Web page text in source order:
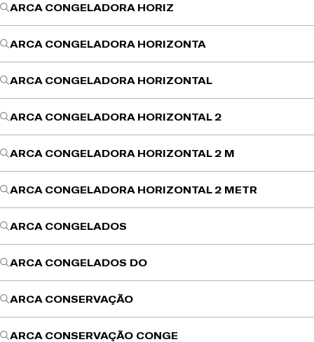
ARCA CONGELADORA HORIZ
ARCA CONGELADORA HORIZONTA
ARCA CONGELADORA HORIZONTAL
ARCA CONGELADORA HORIZONTAL 2
ARCA CONGELADORA HORIZONTAL 2 M
ARCA CONGELADORA HORIZONTAL 2 METR
ARCA CONGELADOS
ARCA CONGELADOS DO
ARCA CONSERVAÇÃO
ARCA CONSERVAÇÃO CONGE